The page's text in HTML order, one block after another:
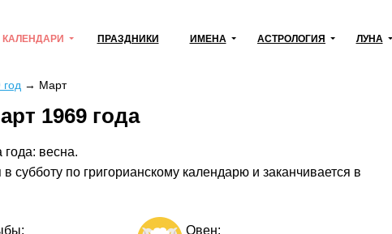
КАЛЕНДАРИ ПРАЗДНИКИ ИМЕНА АСТРОЛОГИЯ ЛУНА
→ Март
1969 года
весна.
субботу по григорианскому календарю и заканчивается в
Овен: